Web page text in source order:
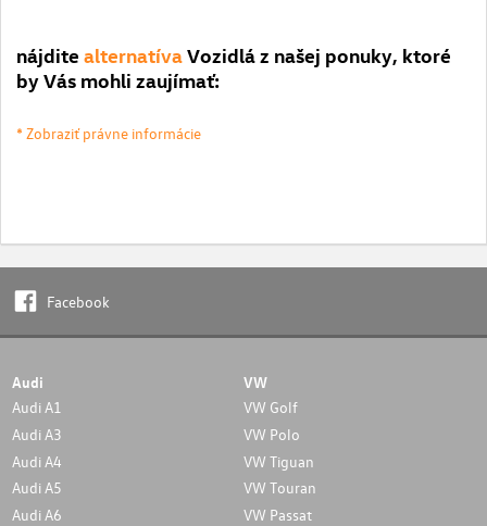
nájdite alternatívaVozidlá z našej ponuky, ktoré
by Vás mohli zaujímať:
* Zobraziť právne informácie
Facebook
Audi
Audi A1
Audi A3
Audi A4
Audi A5
Audi A6
VW
VW Golf
VW Polo
VW Tiguan
VW Touran
VW Passat